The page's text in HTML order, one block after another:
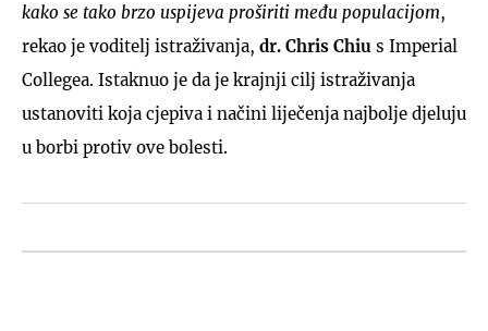
kako se tako brzo uspijeva proširiti među populacijom,
rekao je voditelj istraživanja, dr. Chris Chiu s Imperial
Collegea. Istaknuo je da je krajnji cilj istraživanja
ustanoviti koja cjepiva i načini liječenja najbolje djeluju
u borbi protiv ove bolesti.